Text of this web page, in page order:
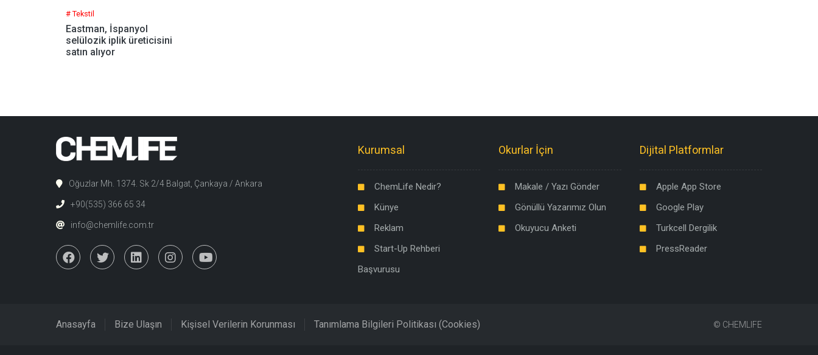
# Tekstil
Eastman, İspanyol
selülozik iplik üreticisini
satın alıyor
Oğuzlar Mh. 1374. Sk 2/4 Balgat, Çankaya / Ankara
+90(535) 366 65 34
info@chemlife.com.tr
Kurumsal
ChemLife Nedir?
Künye
Reklam
Start-Up Rehberi
Başvurusu
Okurlar İçin
Makale / Yazı Gönder
Gönüllü Yazarımız Olun
Okuyucu Anketi
Dijital Platformlar
Apple App Store
Google Play
Turkcell Dergilik
PressReader
Anasayfa Bize Ulaşın Kişisel Verilerin Korunması Tanımlama Bilgileri Politikası (Cookies) © CHEMLIFE